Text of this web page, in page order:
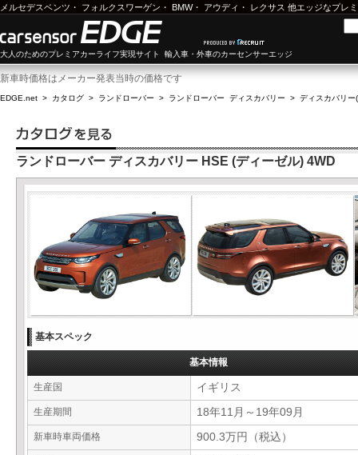
メルセデスベンツ ・ フォルクスワーゲン ・ BMW・ アウディ ・ レクサス 他エッジなプレ
大人のためのプレミアカーライフ実現サイト 輸入車・外車のカーセンサーエッジ
新車時価格はメーカー発表当時の価格です
EDGE.net > カタログ > ランドローバー > ランドローバー ディスカバリー > ディスカバリ
ランドローバー ディスカバリー HSE (ディーゼル) 4WD
基本スペック
基本情報
生産国 イギリス
生産期間 18年11月～19年09月
新車時車両価格 900.3万円（税込）